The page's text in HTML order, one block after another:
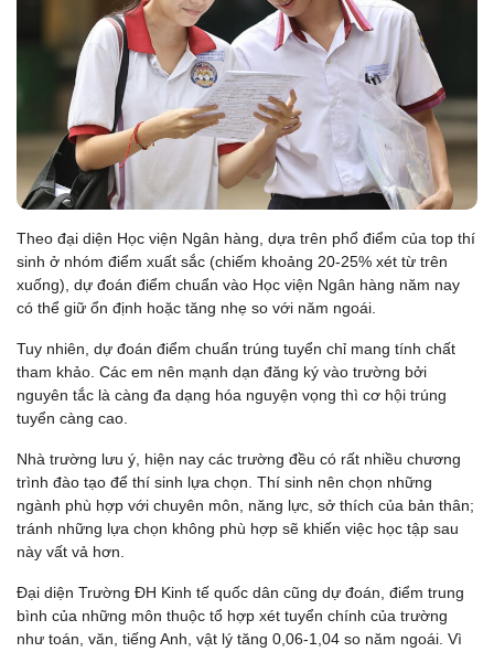
Theo đại diện Học viện Ngân hàng, dựa trên phổ điểm của top thí
sinh ở nhóm điểm xuất sắc (chiếm khoảng 20-25% xét từ trên
xuống), dự đoán điểm chuẩn vào Học viện Ngân hàng năm nay
có thể giữ ổn định hoặc tăng nhẹ so với năm ngoái.
Tuy nhiên, dự đoán điểm chuẩn trúng tuyển chỉ mang tính chất
tham khảo. Các em nên mạnh dạn đăng ký vào trường bởi
nguyên tắc là càng đa dạng hóa nguyện vọng thì cơ hội trúng
tuyển càng cao.
Nhà trường lưu ý, hiện nay các trường đều có rất nhiều chương
trình đào tạo để thí sinh lựa chọn. Thí sinh nên chọn những
ngành phù hợp với chuyên môn, năng lực, sở thích của bản thân;
tránh những lựa chọn không phù hợp sẽ khiến việc học tập sau
này vất vả hơn.
Đại diện Trường ĐH Kinh tế quốc dân cũng dự đoán, điểm trung
bình của những môn thuộc tổ hợp xét tuyển chính của trường
như toán, văn, tiếng Anh, vật lý tăng 0,06-1,04 so năm ngoái. Vì